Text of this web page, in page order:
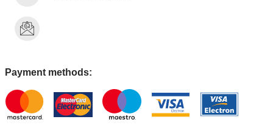
Payment methods: